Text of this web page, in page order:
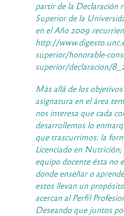
partir de la Declaración
Superior de la
en el Año 2009
http://
superior/honorable-
superior/declaracion/
Más allá de los
asignatura en el área
nos interesa que cada
desarrollemos lo
que trascurrimos: la
Licenciado en
equipo docente ésta no
donde enseñar o
estos llevan un
acercan al Perfil
Deseando que juntos